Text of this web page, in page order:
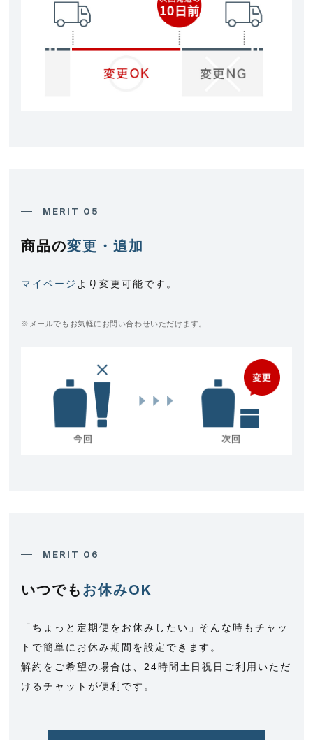
MERIT 05
商品の変更・追加
マイページ より変更可能です。
※メールでもお気軽にお問い合わせいただけます。
MERIT 06
いつでも お休みOK
「ちょっと定期便をお休みしたい」そんな時もチャッ
トで簡単にお休み期間を設定できます。
解約をご希望の場合は、24時間土日祝日ご利用いただ
けるチャットが便利です。